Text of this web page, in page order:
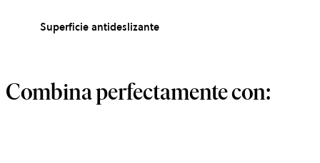
Superficie antideslizante
Combina perfectamente con: